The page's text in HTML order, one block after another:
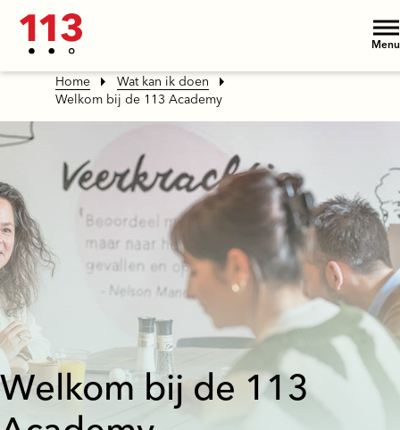
Menu
Home
Wat kan ik doen
Welkom bij de 113 Academy
Welkom bij de 113